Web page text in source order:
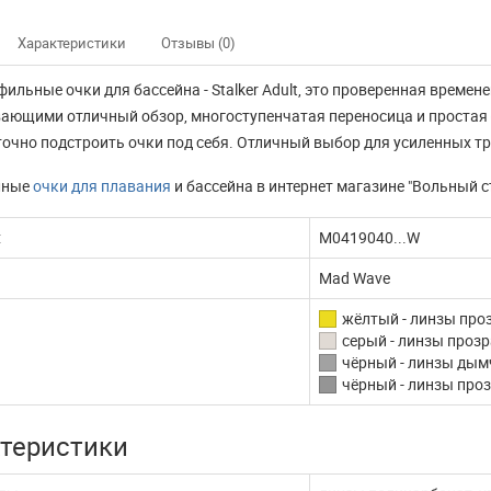
не доступны
Наш интернет магазин
Характеристики Отзывы (0)
очки для бассейна - Stalker Adult, это проверенная
отличный обзор, многоступенчатая переносица и
подстроить очки под себя. Отличный выбор для усиленных
очки для плавания и бассейна в интернет магазине "Вольный
M0419040...W
Mad Wave
жёлтый - линзы
серый - линзы
чёрный - линзы
чёрный - линзы